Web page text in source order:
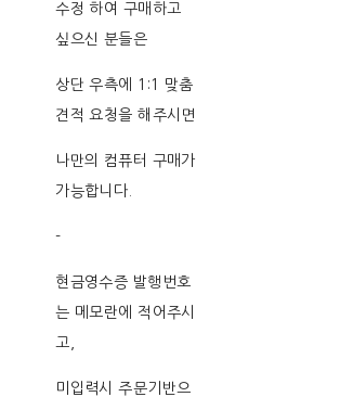
수정 하여 구매하고
싶으신 분들은
상단 우측에 1:1 맞춤
견적 요청을 해주시면
나만의 컴퓨터 구매가
가능합니다.
-
현금영수증 발행번호
는 메모란에 적어주시
고,
미입력시 주문기반으